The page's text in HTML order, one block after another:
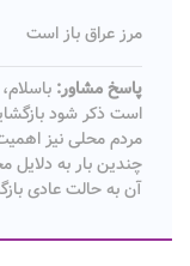
مرز عراق باز است
پاسخ مشاور:
است ذکر شود
مردم محلی نیز
چندین بار به دلایل
آن به حالت عادی